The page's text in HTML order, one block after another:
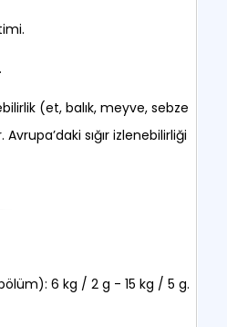
(et, balık, meyve, sebze
sığır izlenebilirliği
6 kg / 2 g - 15 kg / 5 g.